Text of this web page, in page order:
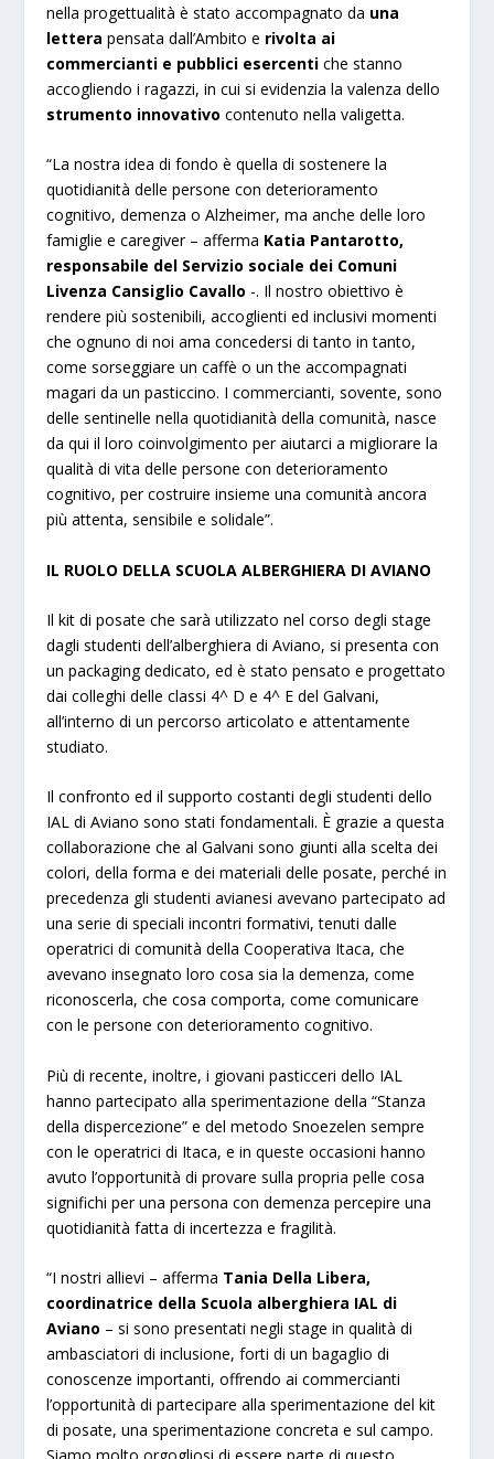
nella progettualità è stato accompagnato da una
lettera pensata dall’Ambito e rivolta ai
commercianti e pubblici esercenti che stanno
accogliendo i ragazzi, in cui si evidenzia la valenza dello
strumento innovativo contenuto nella valigetta.
“La nostra idea di fondo è quella di sostenere la
quotidianità delle persone con deterioramento
cognitivo, demenza o Alzheimer, ma anche delle loro
famiglie e caregiver – afferma Katia Pantarotto,
responsabile del Servizio sociale dei Comuni
Livenza Cansiglio Cavallo -. Il nostro obiettivo è
rendere più sostenibili, accoglienti ed inclusivi momenti
che ognuno di noi ama concedersi di tanto in tanto,
come sorseggiare un caffè o un the accompagnati
magari da un pasticcino. I commercianti, sovente, sono
delle sentinelle nella quotidianità della comunità, nasce
da qui il loro coinvolgimento per aiutarci a migliorare la
qualità di vita delle persone con deterioramento
cognitivo, per costruire insieme una comunità ancora
più attenta, sensibile e solidale”.
IL RUOLO DELLA SCUOLA ALBERGHIERA DI AVIANO
Il kit di posate che sarà utilizzato nel corso degli stage
dagli studenti dell’alberghiera di Aviano, si presenta con
un packaging dedicato, ed è stato pensato e progettato
dai colleghi delle classi 4^ D e 4^ E del Galvani,
all’interno di un percorso articolato e attentamente
studiato.
Il confronto ed il supporto costanti degli studenti dello
IAL di Aviano sono stati fondamentali. È grazie a questa
collaborazione che al Galvani sono giunti alla scelta dei
colori, della forma e dei materiali delle posate, perché in
precedenza gli studenti avianesi avevano partecipato ad
una serie di speciali incontri formativi, tenuti dalle
operatrici di comunità della Cooperativa Itaca, che
avevano insegnato loro cosa sia la demenza, come
riconoscerla, che cosa comporta, come comunicare
con le persone con deterioramento cognitivo.
Più di recente, inoltre, i giovani pasticceri dello IAL
hanno partecipato alla sperimentazione della “Stanza
della dispercezione” e del metodo Snoezelen sempre
con le operatrici di Itaca, e in queste occasioni hanno
avuto l’opportunità di provare sulla propria pelle cosa
significhi per una persona con demenza percepire una
quotidianità fatta di incertezza e fragilità.
“I nostri allievi – afferma Tania Della Libera,
coordinatrice della Scuola alberghiera IAL di
Aviano – si sono presentati negli stage in qualità di
ambasciatori di inclusione, forti di un bagaglio di
conoscenze importanti, offrendo ai commercianti
l’opportunità di partecipare alla sperimentazione del kit
di posate, una sperimentazione concreta e sul campo.